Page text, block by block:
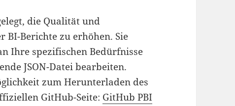
die Qualität und
Berichte zu erhöhen. Sie
Ihre spezifischen Bedürfnisse
JSON-Datei bearbeiten.
zum Herunterladen des
GitHub-Seite: GitHub PBI